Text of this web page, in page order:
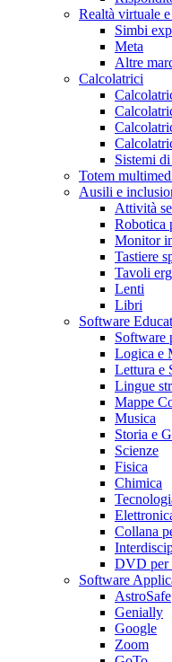
Realtà virtuale e
Simbi
Meta
Altre
Calcolatrici
Sistemi
Totem
Ausili e
Attività
Robotica
Monitor
Tastiere
Tavoli
Lenti
Libri
Software
Software
Logica e
Lettura e
Lingue
Mappe
Musica
Storia e
Scienze
Fisica
Chimica
Collana
DVD
Software
AstroSafe
Genially
Google
Zoom